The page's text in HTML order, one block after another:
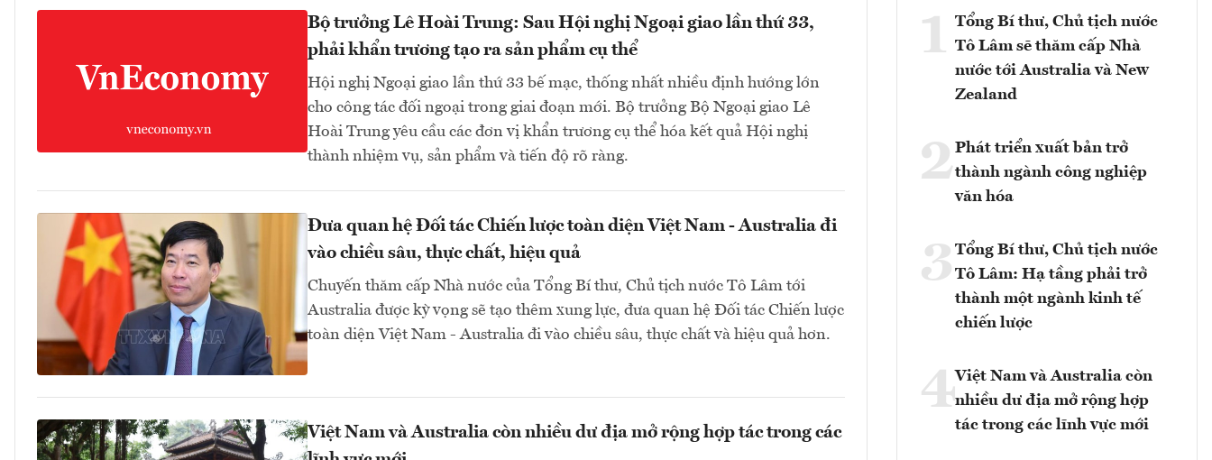
Bộ trưởng Lê Hoài Trung: Sau Hội nghị Ngoại giao lần thứ 33,
phải khẩn trương tạo ra sản phẩm cụ thể
Hội nghị Ngoại giao lần thứ 33 bế mạc, thống nhất nhiều định hướng lớn
cho công tác đối ngoại trong giai đoạn mới. Bộ trưởng Bộ Ngoại giao Lê
Hoài Trung yêu cầu các đơn vị khẩn trương cụ thể hóa kết quả Hội nghị
thành nhiệm vụ, sản phẩm và tiến độ rõ ràng.
Đưa quan hệ Đối tác Chiến lược toàn diện Việt Nam - Australia đi
vào chiều sâu, thực chất, hiệu quả
Chuyến thăm cấp Nhà nước của Tổng Bí thư, Chủ tịch nước Tô Lâm tới
Australia được kỳ vọng sẽ tạo thêm xung lực, đưa quan hệ Đối tác Chiến lược
toàn diện Việt Nam - Australia đi vào chiều sâu, thực chất và hiệu quả hơn.
Việt Nam và Australia còn nhiều dư địa mở rộng hợp tác trong các
1 Tổng Bí thư, Chủ tịch nước
Tô Lâm sẽ thăm cấp Nhà
nước tới Australia và New
Zealand
2Phát triển xuất bản trở
thành ngành công nghiệp
văn hóa
3 Tổng Bí thư, Chủ tịch nước
Tô Lâm: Hạ tầng phải trở
thành một ngành kinh tế
chiến lược
4Việt Nam và Australia còn
nhiều dư địa mở rộng hợp
tác trong các lĩnh vực mới